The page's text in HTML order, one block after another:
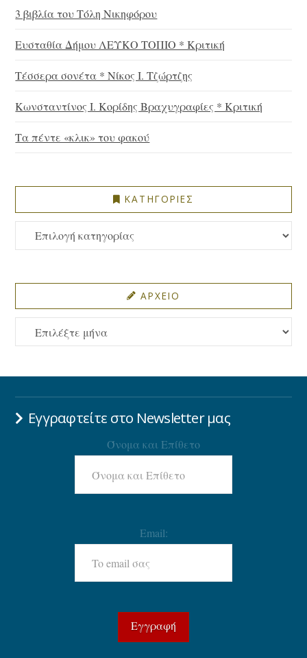
3 βιβλία του Τόλη Νικηφόρου
Ευσταθία Δήμου ΛΕΥΚΟ ΤΟΠΙΟ * Κριτική
Τέσσερα σονέτα * Νίκος Ι. Τζώρτζης
Κωνσταντίνος Ι. Κορίδης Βραχυγραφίες * Κριτική
Τα πέντε «κλικ» του φακού
ΚΑΤΗΓΟΡΙΕΣ
ΚΑΤΗΓΟΡΙΕΣ
ΑΡΧΕΙΟ
ΑΡΧΕΙΟ
Εγγραφτείτε στο Newsletter μας
Όνομα και Επίθετο
Email: